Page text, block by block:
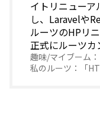
イトリニュー
し、Laravelや
ルーツのHPリ
正式にルーツカ
「